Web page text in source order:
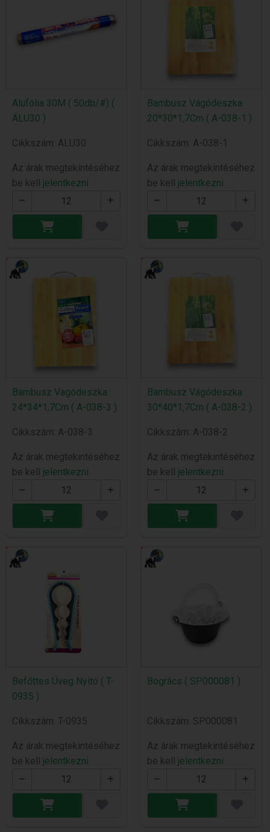
Alufólia 30M ( 50db/#) (
ALU30 )
Cikkszám: ALU30
Az árak megtekintéséhez
be kell jelentkezni
Bambusz Vágódeszka
20*30*1,7Cm ( A-038-1 )
Cikkszám: A-038-1
Az árak megtekintéséhez
be kell jelentkezni
Bambusz Vagódeszka
24*34*1,7Cm ( A-038-3 )
Cikkszám: A-038-3
Az árak megtekintéséhez
be kell jelentkezni
Bambusz Vágódeszka
30*40*1,7Cm ( A-038-2 )
Cikkszám: A-038-2
Az árak megtekintéséhez
be kell jelentkezni
Befőttes Üveg Nyitó ( T-
0935 )
Cikkszám: T-0935
Az árak megtekintéséhez
be kell jelentkezni
Bogrács ( SP000081 )
Cikkszám: SP000081
Az árak megtekintéséhez
be kell jelentkezni